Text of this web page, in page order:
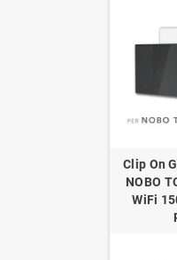
Clip On
NOBO
WiFi